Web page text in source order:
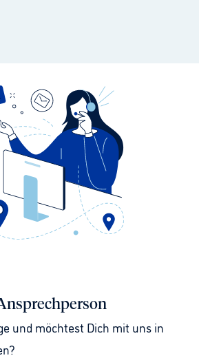
und möchtest Dich mit uns in